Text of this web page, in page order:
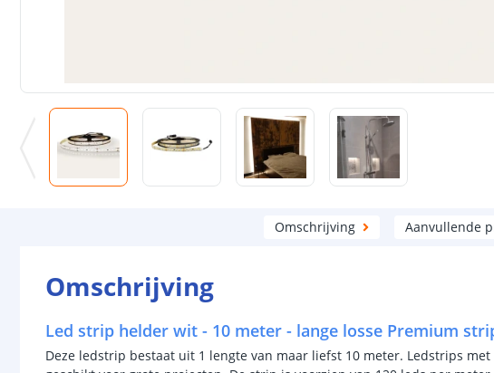
Omschrijving Aanvullende
Omschrijving
Led strip helder wit - 10 meter - lange losse Premium
Deze ledstrip bestaat uit 1 lengte van maar liefst 10 meter. Ledstrips